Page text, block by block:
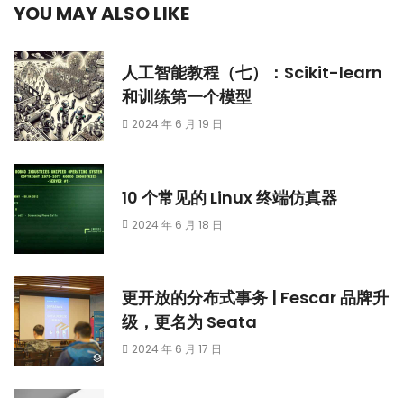
YOU MAY ALSO LIKE
人工智能教程（七）：Scikit-learn
和训练第一个模型
2024 年 6 月 19 日
10 个常见的 Linux 终端仿真器
2024 年 6 月 18 日
更开放的分布式事务 | Fescar 品牌升
级，更名为 Seata
2024 年 6 月 17 日